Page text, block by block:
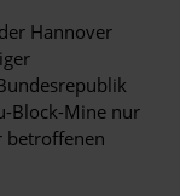
Hannover
Block-Mine nur
betroffenen